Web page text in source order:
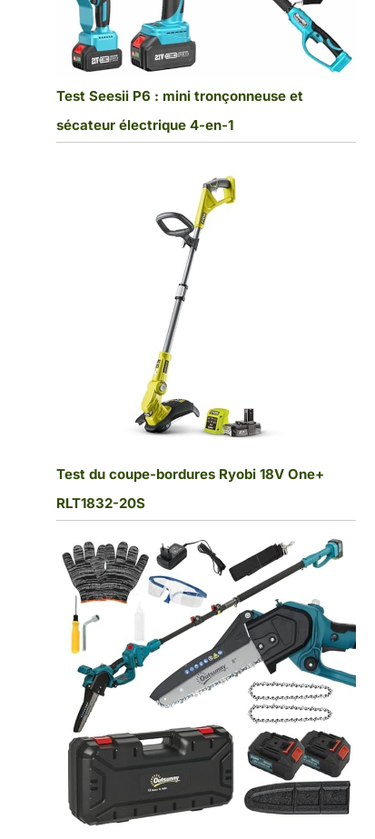
Test Seesii P6 : mini tronçonneuse et
sécateur électrique 4-en-1
Test du coupe-bordures Ryobi 18V One+
RLT1832-20S